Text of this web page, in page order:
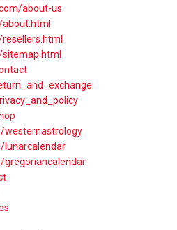
about-us
westernastrology
lunarcalendar
gregoriancalendar